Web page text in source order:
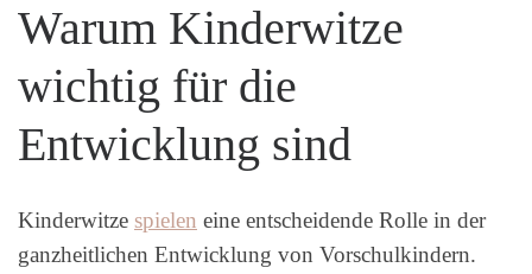
Warum Kinderwitze
wichtig für die
Entwicklung sind
Kinderwitze spielen eine entscheidende Rolle in der
ganzheitlichen Entwicklung von Vorschulkindern.